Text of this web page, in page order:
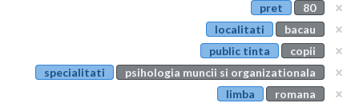
Buzau
pret
80
localitati
bacau
public tinta
copii
specialitati
psihologia muncii si organizationala
limba
romana